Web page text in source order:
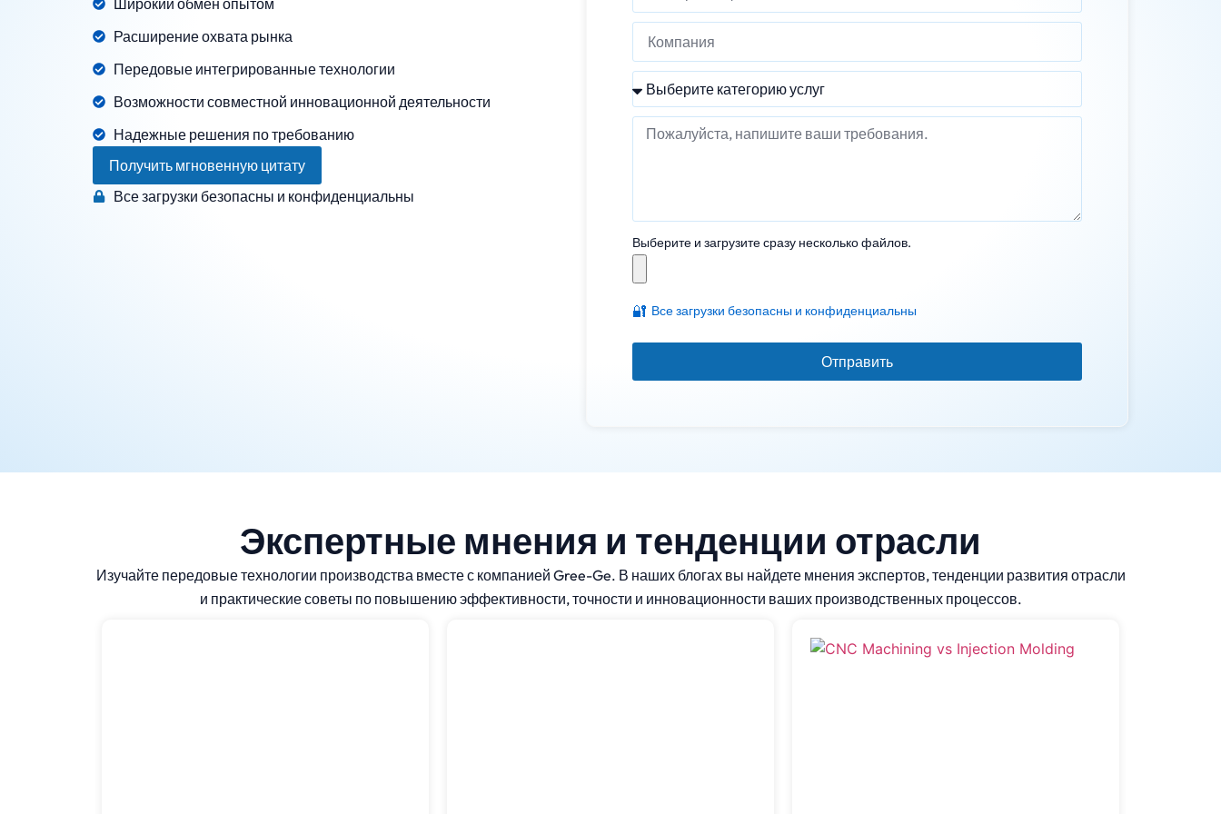
Широкий обмен опытом
Расширение охвата рынка
Передовые интегрированные технологии
Возможности совместной инновационной деятельности
Надежные решения по требованию
Получить мгновенную цитату
Все загрузки безопасны и конфиденциальны
Выберите и загрузите сразу несколько файлов.
🔐 Все загрузки безопасны и конфиденциальны
Отправить
Экспертные мнения и тенденции отрасли
Изучайте передовые технологии производства вместе с компанией Gree-Ge. В наших блогах вы найдете мнения экспертов, тенденции развития отрасли
и практические советы по повышению эффективности, точности и инновационности ваших производственных процессов.